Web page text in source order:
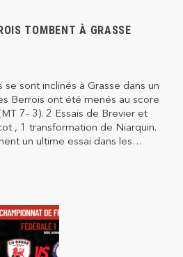
TOMBENT À GRASSE
sont inclinés à Grasse dans un
Berrois ont été menés au score
7- 3). 2 Essais de Brevier et
, 1 transformation de Niarquin.
un ultime essai dans les…